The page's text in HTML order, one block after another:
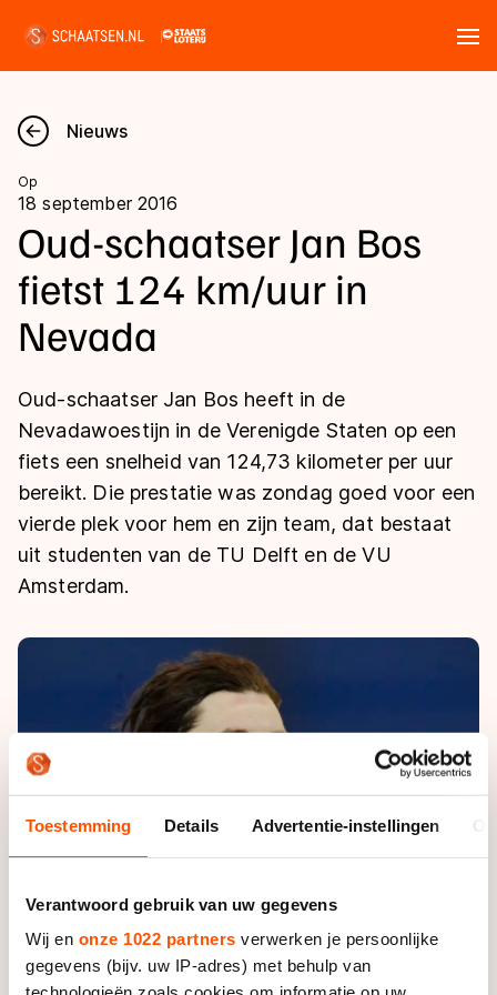
Toestemming Details Advertentie-instellingen
Verantwoord gebruik van uw gegevens
Wij en onze 1022 partners verwerken je persoonlijke
gegevens (bijv. uw IP-adres) met behulp van
Nieuws
Kalender
Disciplines
Marathon
Inlineskaten
Kunstschaatsen
Schoonrijden
Natuurijs
Uitslagen
Langebaan
Shorttrack
Marathon
Inlineskaten
Kunstschaatsen
Tijden & historie
Ranglijsten Langebaan
Persoonlijke records & tijden
Historie & statistiek
De weg op
Inschrijven wedstrijden
Algemene Nederlandse Schaatstijd
Deze zomer de weg op
Waar kan ik schaatsen en skaten?
Schaatsfans
Winacties
Olympische Spelen
Olympische Spelen
Medaille overzicht
Medaillespiegel
Olympische uitslagen
Van Jong tot Goud verhalen
Nieuws
Op
18 september 2016
Oud-schaatser Jan Bos
fietst 124 km/uur in
Nevada
Oud-schaatser Jan Bos heeft in de
Nevadawoestijn in de Verenigde Staten op een
fiets een snelheid van 124,73 kilometer per uur
bereikt. Die prestatie was zondag goed voor een
vierde plek voor hem en zijn team, dat bestaat
uit studenten van de TU Delft en de VU
Amsterdam.